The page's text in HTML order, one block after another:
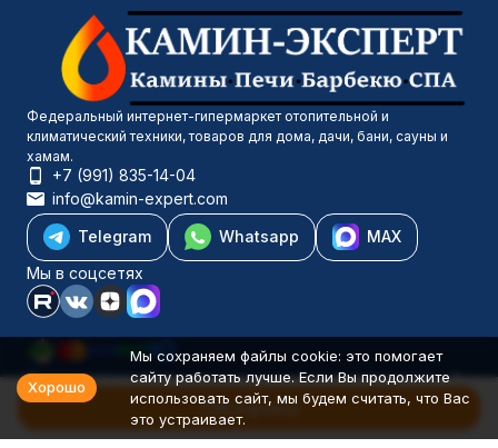
В корзину
Федеральный интернет-гипермаркет отопительной и
климатический техники, товаров для дома, дачи, бани, сауны и
хамам.
+7 (991) 835-14-04
info@kamin-expert.com
Telegram
Whatsapp
MAX
Мы в соцсетях
Каталог товаров
Компания
Информация
Хорошо
Мы сохраняем файлы cookie: это помогает
сайту работать лучше. Если Вы продолжите
использовать сайт, мы будем считать, что Вас
это устраивает.